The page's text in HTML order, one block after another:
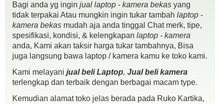
Hp Pavilion DV2000 Core Duo 2 Duo Nvidia Touchpanel
Spek :
Intel Core Duo T7100 1.8Ghz
NVIDIA Geforce 8400GS
Ram 2gb
HDD 120gb
Touchbar
Webcam
Windows Vista Ultimate
Bagi anda yg ingin jual laptop - kamera bekas yang
tidak terpakai Atau mungkin ingin tukar tambah laptop -
kamera bekas mudah aja anda tinggal Chat merk, tipe,
spesifikasi, kondisi, & kelengkapan laptop - kamera
anda, Kami akan taksir harga tukar tambahnya, Bisa
juga langsung bawa laptop / kamera kamu ke toko kami.
Kami melayani jual beli Laptop, Jual beli kamera
terlengkap dan terbaik dengan berbagai macam type.
Kemudian alamat toko jelas berada pada Ruko Kartika,